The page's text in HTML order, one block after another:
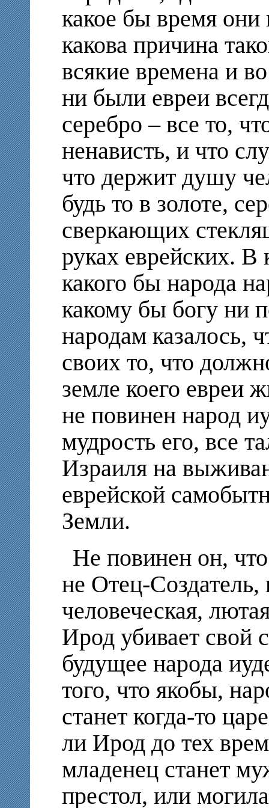
какое бы время
какова причина
всякие времена и
ни были евреи
серебро – все то,
ненависть, и что
что держит душу
будь то в золоте,
сверкающих
руках еврейских. В
какого бы народа
какому бы богу ни
народам казалось,
своих то, что
земле коего евреи
не повинен народ
мудрость его, все
Израиля на
еврейской
Земли.
Не повинен он,
не Отец-
человеческая,
Ирод убивает свой
будущее народа
того, что якобы,
станет когда-то
ли Ирод до тех
младенец станет
престол, или